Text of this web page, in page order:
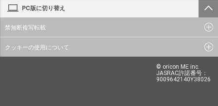
PC版に切り替え
禁無断複写転載
クッキーの使用について
© oricon ME inc.
JASRAC許諾番号：
9009642140Y38026